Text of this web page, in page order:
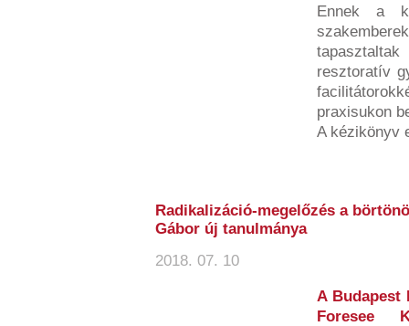
Ennek a
resztoratív
praxisukon
A kézikönyv
Radikalizáció-megelőzés a
Gábor új tanulmánya
2018. 07. 10
A Budapest
Foresee